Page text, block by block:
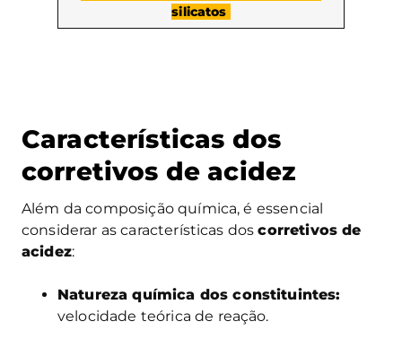
silicatos
Características dos
corretivos de acidez
Além da composição química, é essencial
considerar as características doscorretivos de
acidez:
Natureza química dos constituintes:
velocidade teórica de reação.